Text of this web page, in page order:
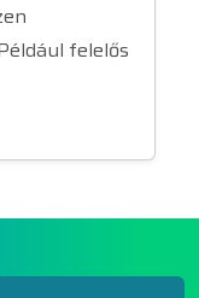
felelős